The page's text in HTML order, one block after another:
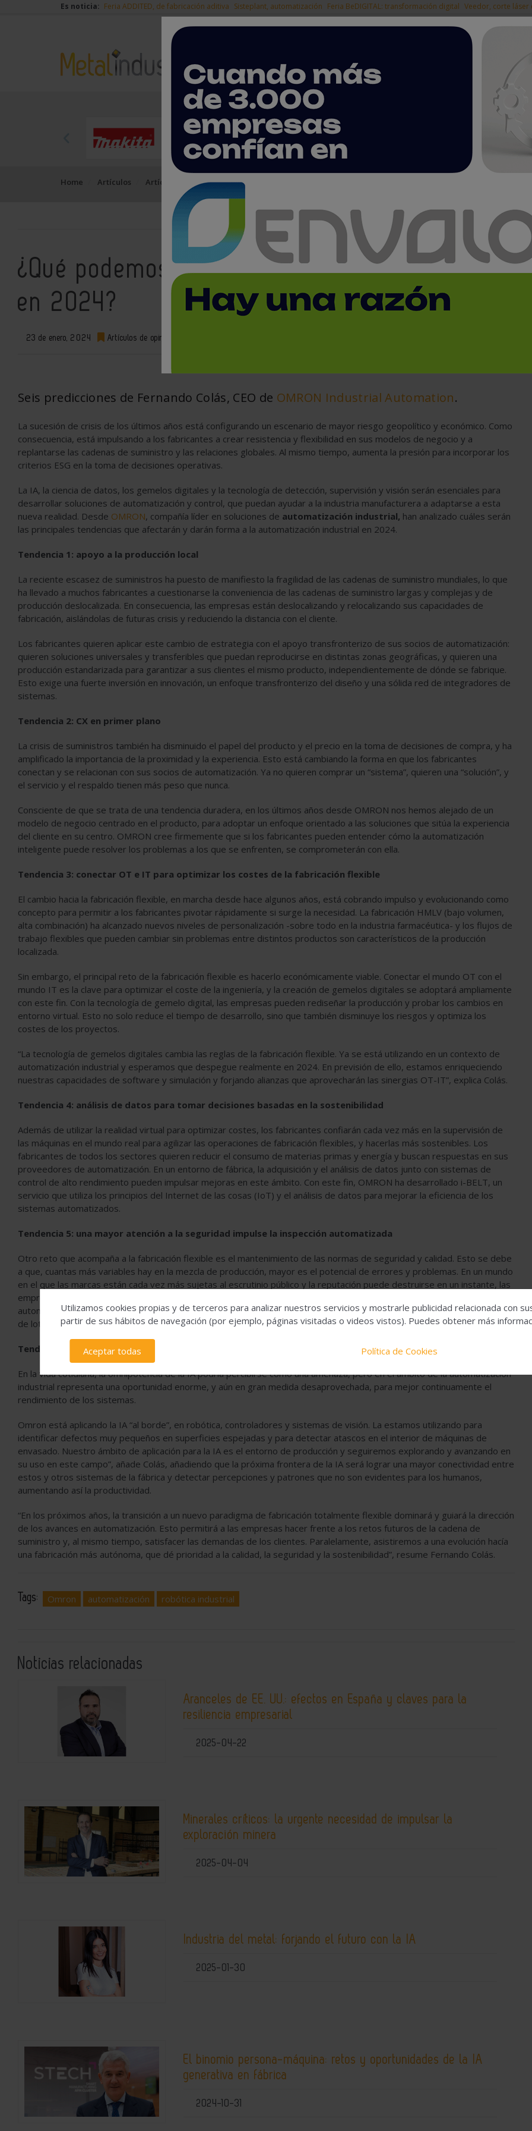
Es noticia: Feria ADDITED, de fabricación aditiva Sisteplant, automatización Feria BeDIGITAL: transformación digital Veedor, corte láser
|
NOTICIAS PRODUCTOS EMPRESAS
Home Artículos Artículos de opinión ¿Qué podemos esperar de la automatización en 2024?
¿Qué podemos esperar de la automatización
en 2024?
23 de enero, 2024 Artículos de opinión
Seis predicciones de Fernando Colás, CEO de OMRON Industrial Automation.
La sucesión de crisis de los últimos años está configurando un escenario de mayor riesgo geopolítico y económico. Como
consecuencia, está impulsando a los fabricantes a crear resistencia y flexibilidad en sus modelos de negocio y a
replantarse las cadenas de suministro y las relaciones globales. Al mismo tiempo, aumenta la presión para incorporar los
criterios ESG en la toma de decisiones operativas.
La IA, la ciencia de datos, los gemelos digitales y la tecnología de detección, supervisión y visión serán esenciales para
desarrollar soluciones de automatización y control, que puedan ayudar a la industria manufacturera a adaptarse a esta
nueva realidad. Desde OMRON, compañía líder en soluciones de automatización industrial, han analizado cuáles serán
las principales tendencias que afectarán y darán forma a la automatización industrial en 2024.
Tendencia 1: apoyo a la producción local
La reciente escasez de suministros ha puesto de manifiesto la fragilidad de las cadenas de suministro mundiales, lo que
ha llevado a muchos fabricantes a cuestionarse la conveniencia de las cadenas de suministro largas y complejas y de
producción deslocalizada. En consecuencia, las empresas están deslocalizando y relocalizando sus capacidades de
fabricación, aislándolas de futuras crisis y reduciendo la distancia con el cliente.
Los fabricantes quieren aplicar este cambio de estrategia con el apoyo transfronterizo de sus socios de automatización:
quieren soluciones universales y transferibles que puedan reproducirse en distintas zonas geográficas, y quieren una
producción estandarizada para garantizar a sus clientes el mismo producto, independientemente de dónde se fabrique.
Esto exige una fuerte inversión en innovación, un enfoque transfronterizo del diseño y una sólida red de integradores de
sistemas.
Tendencia 2: CX en primer plano
La crisis de suministros también ha disminuido el papel del producto y el precio en la toma de decisiones de compra, y ha
amplificado la importancia de la proximidad y la experiencia. Esto está cambiando la forma en que los fabricantes
conectan y se relacionan con sus socios de automatización. Ya no quieren comprar un “sistema”, quieren una “solución”, y
el servicio y el respaldo tienen más peso que nunca.
Consciente de que se trata de una tendencia duradera, en los últimos años desde OMRON nos hemos alejado de un
modelo de negocio centrado en el producto, para adoptar un enfoque orientado a las soluciones que sitúa la experiencia
del cliente en su centro. OMRON cree firmemente que si los fabricantes pueden entender cómo la automatización
inteligente puede resolver los problemas a los que se enfrenten, se comprometerán con ella.
Tendencia 3: conectar OT e IT para optimizar los costes de la fabricación flexible
El cambio hacia la fabricación flexible, en marcha desde hace algunos años, está cobrando impulso y evolucionando como
concepto para permitir a los fabricantes pivotar rápidamente si surge la necesidad. La fabricación HMLV (bajo volumen,
alta combinación) ha alcanzado nuevos niveles de personalización -sobre todo en la industria farmacéutica- y los flujos de
trabajo flexibles que pueden cambiar sin problemas entre distintos productos son característicos de la producción
localizada.
Sin embargo, el principal reto de la fabricación flexible es hacerlo económicamente viable. Conectar el mundo OT con el
mundo IT es la clave para optimizar el coste de la ingeniería, y la creación de gemelos digitales se adoptará ampliamente
con este fin. Con la tecnología de gemelo digital, las empresas pueden rediseñar la producción y probar los cambios en
entorno virtual. Esto no solo reduce el tiempo de desarrollo, sino que también disminuye los riesgos y optimiza los
costes de los proyectos.
“La tecnología de gemelos digitales cambia las reglas de la fabricación flexible. Ya se está utilizando en un contexto de
automatización industrial y esperamos que despegue realmente en 2024. En previsión de ello, estamos enriqueciendo
nuestras capacidades de software y simulación y forjando alianzas que aprovecharán las sinergias OT-IT”, explica Colás.
Tendencia 4: análisis de datos para tomar decisiones basadas en la sostenibilidad
Además de utilizar la realidad virtual para optimizar costes, los fabricantes confiarán cada vez más en la supervisión de
las máquinas en el mundo real para agilizar las operaciones de fabricación flexibles, y hacerlas más sostenibles. Los
fabricantes de todos los sectores quieren reducir el consumo de materias primas y energía y buscan respuestas en sus
proveedores de automatización. En un entorno de fábrica, la adquisición y el análisis de datos junto con sistemas de
control de alto rendimiento pueden impulsar mejoras en este ámbito. Con este fin, OMRON ha desarrollado i-BELT, un
servicio que utiliza los principios del Internet de las cosas (IoT) y el análisis de datos para mejorar la eficiencia de los
sistemas automatizados.
Tendencia 5: una mayor atención a la seguridad impulse la inspección automatizada
Otro reto que acompaña a la fabricación flexible es el mantenimiento de las normas de seguridad y calidad. Esto se debe
a que, cuantas más variables hay en la mezcla de producción, mayor es el potencial de errores y problemas. En un mundo
en el que las marcas están cada vez más sujetas al escrutinio público y la reputación puede destruirse en un instante, las
empresas se toman la seguridad más en serio que nunca. Esto está impulsando el desarrollo de sistemas de inspección
automatizados basados en IA que garantizan la seguridad, integridad y calidad de cada producto, incluso en operaciones
de lotes pequeños.
Tendencia 6: IA en el límite y más allá
En la vida cotidiana, la omnipotencia de la IA podría percibirse como una amenaza, pero en el ámbito de la automatización
industrial representa una oportunidad enorme, y aún en gran medida desaprovechada, para mejor continuamente el
rendimiento de los sistemas.
Omron está aplicando la IA “al borde”, en robótica, controladores y sistemas de visión. La estamos utilizando para
identificar defectos muy pequeños en superficies espejadas y para detectar atascos en el interior de máquinas de
envasado. Nuestro ámbito de aplicación para la IA es el entorno de producción y seguiremos explorando y avanzando en
su uso en este campo”, añade Colás, añadiendo que la próxima frontera de la IA será lograr una mayor conectividad entre
estos y otros sistemas de la fábrica y detectar percepciones y patrones que no son evidentes para los humanos,
aumentando así la productividad.
“En los próximos años, la transición a un nuevo paradigma de fabricación totalmente flexible dominará y guiará la dirección
de los avances en automatización. Esto permitirá a las empresas hacer frente a los retos futuros de la cadena de
suministro y, al mismo tiempo, satisfacer las demandas de los clientes. Paralelamente, asistiremos a una evolución hacía
una fabricación más autónoma, que dé prioridad a la calidad, la seguridad y la sostenibilidad”, resume Fernando Colás.
Tags: Omron automatización robótica industrial
Noticias relacionadas
Aranceles de EE. UU.: efectos en España y claves para la
resiliencia empresarial
2025-04-22
Minerales críticos: la urgente necesidad de impulsar la
exploración minera
2025-04-04
Industria del metal: forjando el futuro con la IA
2025-01-30
El binomio persona-máquina: retos y oportunidades de la IA
generativa en fábrica
2024-10-31
Utilizamos cookies propias y de terceros para analizar nuestros servicios y mostrarle publicidad relacionada con
partir de sus hábitos de navegación (por ejemplo, páginas visitadas o videos vistos). Puedes obtener más
Aceptar todas Política de Cookies